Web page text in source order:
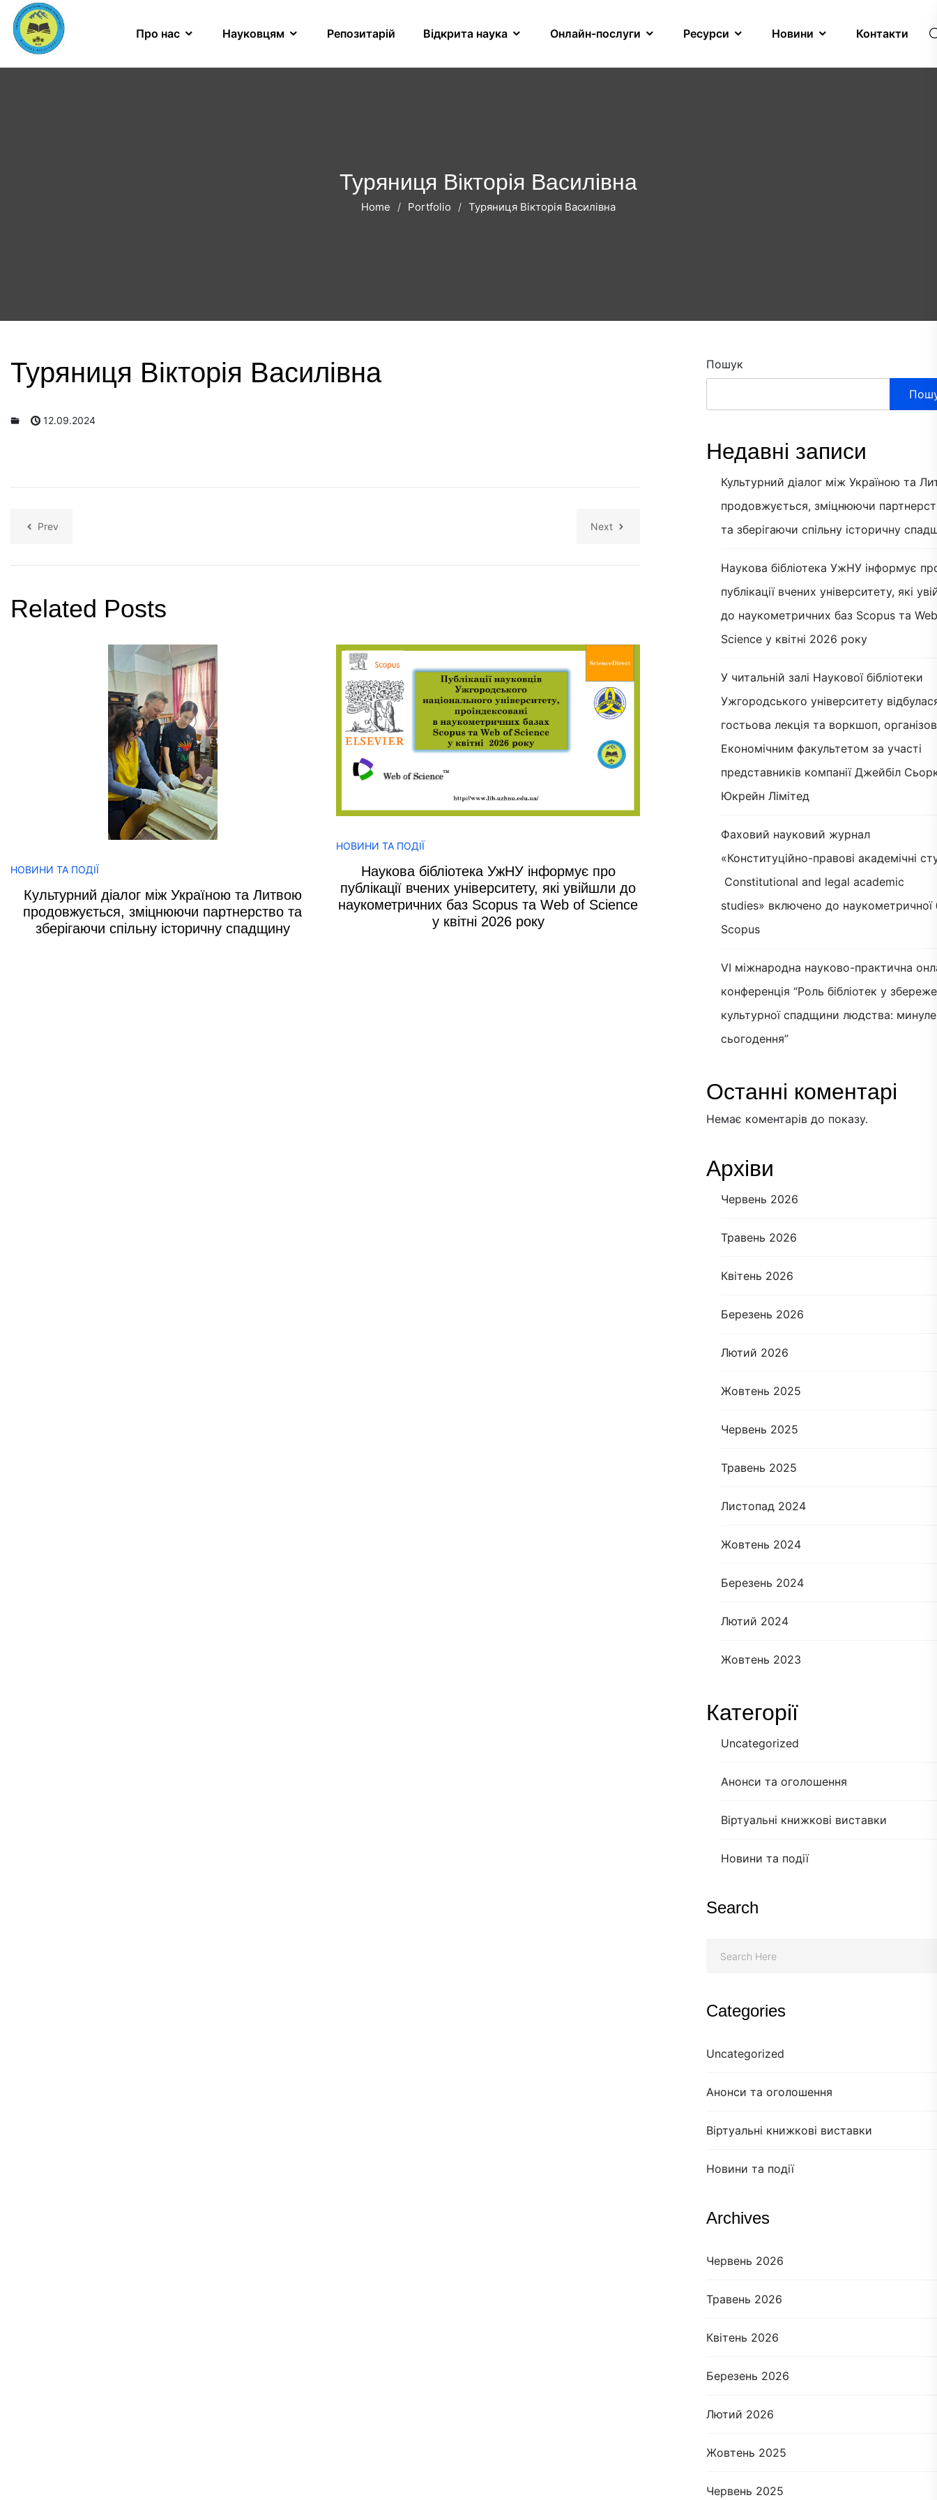
Про нас Науковцям Репозитарій Відкрита наука Онлайн-послуги Ресурси Новини Контакти
Туряниця Вікторія Василівна
Home Portfolio Туряниця Вікторія Василівна
Пошук
Недавні записи
Культурний діалог між Україною та
продовжується, зміцнюючи
та зберігаючи спільну історичну
Наукова бібліотека УжНУ інформує
публікації вчених університету, які
до наукометричних баз Scopus та
Science у квітні 2026 року
У читальній залі Наукової бібліотеки
Ужгородського університету
гостьова лекція та воркшоп,
Економічним факультетом за участі
представників компанії Джейбіл
Юкрейн Лімітед
Фаховий науковий журнал
«Конституційно-правові академічні
Constitutional and legal academic
studies» включено до наукометричної
Scopus
VI міжнародна науково-практична
конференція “Роль бібліотек у
культурної спадщини людства:
сьогодення”
Останні коментарі
Немає коментарів до показу.
Архіви
Червень 2026
Травень 2026
Квітень 2026
Березень 2026
Лютий 2026
Жовтень 2025
Червень 2025
Травень 2025
Листопад 2024
Жовтень 2024
Березень 2024
Лютий 2024
Жовтень 2023
Категорії
Uncategorized
Анонси та оголошення
Віртуальні книжкові виставки
Новини та події
Search
Categories
Uncategorized
Анонси та оголошення
Віртуальні книжкові виставки
Новини та події
Archives
Червень 2026
Травень 2026
Квітень 2026
Березень 2026
Лютий 2026
Жовтень 2025
Червень 2025
Туряниця Вікторія Василівна
12.09.2024
Prev Next
Related Posts
НОВИНИ ТА ПОДІЇ
Культурний діалог між Україною та Литвою
продовжується, зміцнюючи партнерство та
зберігаючи спільну історичну спадщину
НОВИНИ ТА ПОДІЇ
Наукова бібліотека УжНУ інформує про
публікації вчених університету, які увійшли до
наукометричних баз Scopus та Web of Science
у квітні 2026 року